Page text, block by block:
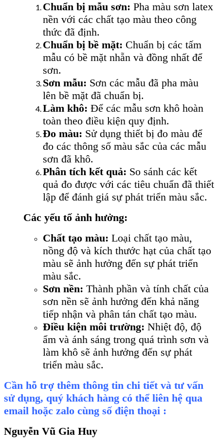
Chuẩn bị mẫu sơn: Pha màu sơn latex
nền với các chất tạo màu theo công
thức đã định.
Chuẩn bị bề mặt: Chuẩn bị các tấm
mẫu có bề mặt nhẵn và đồng nhất để
sơn.
Sơn mẫu: Sơn các mẫu đã pha màu
lên bề mặt đã chuẩn bị.
Làm khô: Để các mẫu sơn khô hoàn
toàn theo điều kiện quy định.
Đo màu: Sử dụng thiết bị đo màu để
đo các thông số màu sắc của các mẫu
sơn đã khô.
Phân tích kết quả: So sánh các kết
quả đo được với các tiêu chuẩn đã thiết
lập để đánh giá sự phát triển màu sắc.
Các yếu tố ảnh hưởng:
Chất tạo màu: Loại chất tạo màu,
nồng độ và kích thước hạt của chất tạo
màu sẽ ảnh hưởng đến sự phát triển
màu sắc.
Sơn nền: Thành phần và tính chất của
sơn nền sẽ ảnh hưởng đến khả năng
tiếp nhận và phân tán chất tạo màu.
Điều kiện môi trường: Nhiệt độ, độ
ẩm và ánh sáng trong quá trình sơn và
làm khô sẽ ảnh hưởng đến sự phát
triển màu sắc.
Cần hỗ trợ thêm thông tin chi tiết và tư vấn
sử dụng, quý khách hàng có thể liên hệ qua
email hoặc zalo cùng số điện thoại :
Nguyễn Vũ Gia Huy